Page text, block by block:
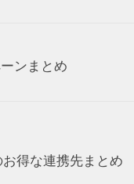
ンまとめ
得な連携先まとめ